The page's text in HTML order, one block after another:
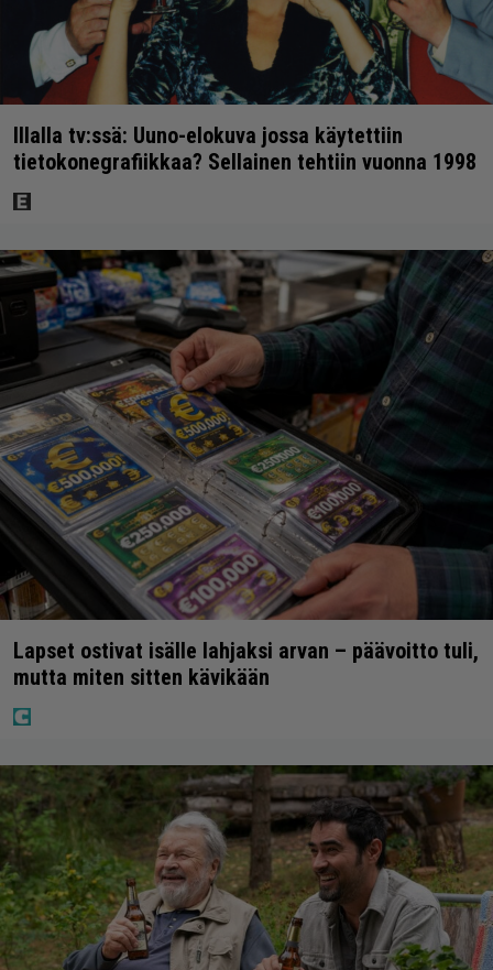
Illalla tv:ssä: Uuno-elokuva jossa käytettiin
tietokonegrafiikkaa? Sellainen tehtiin vuonna 1998
Lapset ostivat isälle lahjaksi arvan – päävoitto tuli,
mutta miten sitten kävikään